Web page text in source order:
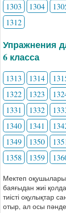
1303
1304
1312
Упражнения
6 класса
1313 1314
1322
1323
1331
1332
1340
1341
1349
1350
1358
1359
Мектеп
баяғыдан жиі
тиісті оқулықтар
отыр, ал осы